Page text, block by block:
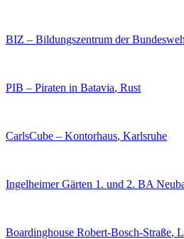
BIZ – Bildungszentrum der
PIB – Piraten in Batavia, Rust
CarlsCube – Kontorhaus, Karlsruhe
Ingelheimer Gärten 1. und 2. BA
Boardinghouse Robert-Bosch-Straße,